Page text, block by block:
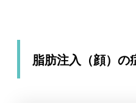
脂肪注入（顔）の